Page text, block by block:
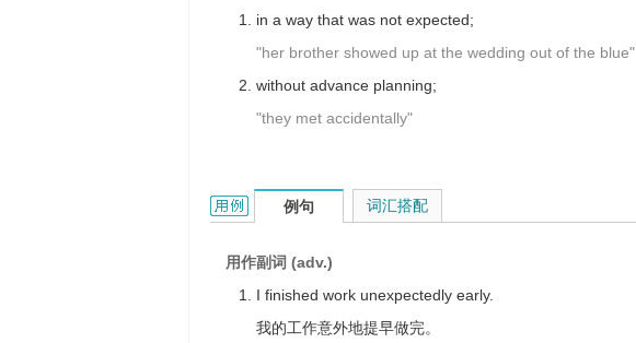
in a way that was not expected;
"her brother showed up at the wedding out of the blue"
without advance planning;
"they met accidentally"
unexpectedly的用法和样例：
例句
用作副词 (adv.)
I finished work unexpectedly early.
我的工作意外地提早做完。
词汇搭配